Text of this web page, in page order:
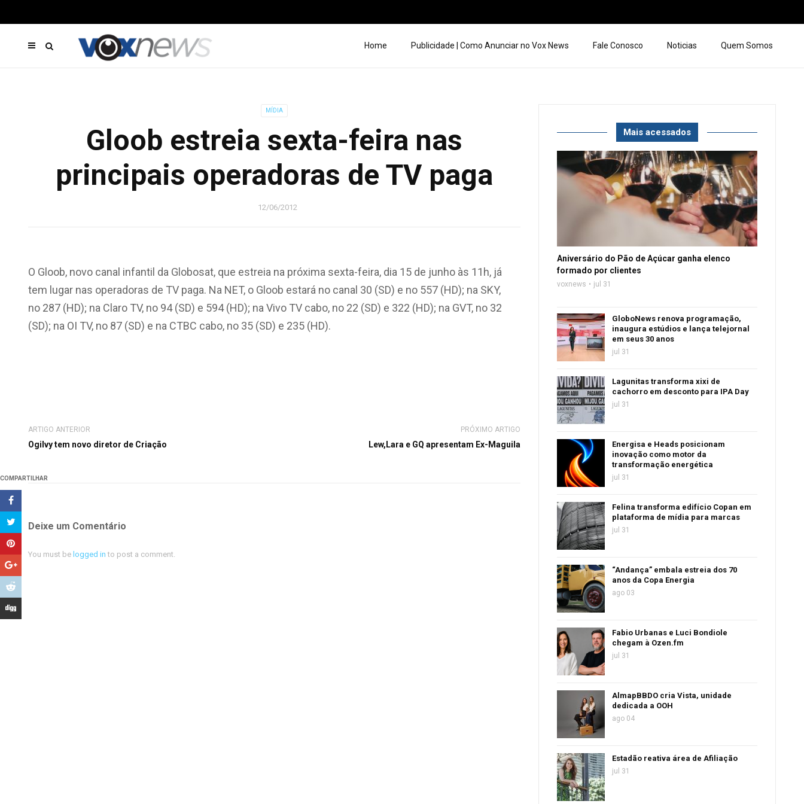
Home Publicidade | Como Anunciar no Vox News Fale Conosco Noticias Quem Somos
MÍDIA
Gloob estreia sexta-feira nas
principais operadoras de TV paga
12/06/2012
COMPARTILHAR
O Gloob, novo canal infantil da Globosat, que estreia na próxima sexta-feira, dia 15 de junho às 11h, já
tem lugar nas operadoras de TV paga. Na NET, o Gloob estará no canal 30 (SD) e no 557 (HD); na SKY,
no 287 (HD); na Claro TV, no 94 (SD) e 594 (HD); na Vivo TV cabo, no 22 (SD) e 322 (HD); na GVT, no 32
(SD); na OI TV, no 87 (SD) e na CTBC cabo, no 35 (SD) e 235 (HD).
ARTIGO ANTERIOR
Ogilvy tem novo diretor de Criação
PRÓXIMO ARTIGO
Lew,Lara e GQ apresentam Ex-Maguila
Deixe um Comentário
You must be logged in to post a comment.
Mais acessados
Aniversário do Pão de Açúcar ganha elenco
formado por clientes
voxnews jul 31
GloboNews renova programação,
inaugura estúdios e lança telejornal
em seus 30 anos
jul 31
Lagunitas transforma xixi de
cachorro em desconto para IPA Day
jul 31
Energisa e Heads posicionam
inovação como motor da
transformação energética
jul 31
Felina transforma edifício Copan em
plataforma de mídia para marcas
jul 31
“Andança” embala estreia dos 70
anos da Copa Energia
ago 03
Fabio Urbanas e Luci Bondiole
chegam à Ozen.fm
jul 31
AlmapBBDO cria Vista, unidade
dedicada a OOH
ago 04
Estadão reativa área de Afiliação
jul 31